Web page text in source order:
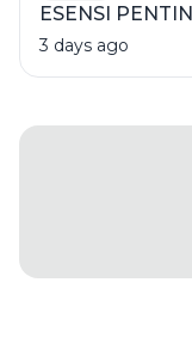
ESENSI
3 days ago